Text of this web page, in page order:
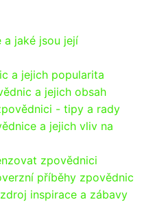
a jaké jsou její
a jejich popularita
a jejich obsah
- tipy a rady
a jejich vliv na
zpovědnici
příběhy zpovědnic
inspirace a zábavy